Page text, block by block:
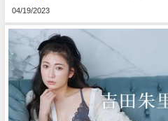
04/19/2023